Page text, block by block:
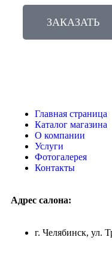
ЗАКАЗАТЬ
Главная страница
Каталог магазина
О компании
Услуги
Фотогалерея
Контакты
Адрес салона:
г. Челябинск, ул.